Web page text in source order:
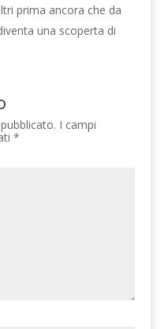
prima ancora che da
una scoperta di
I campi
*